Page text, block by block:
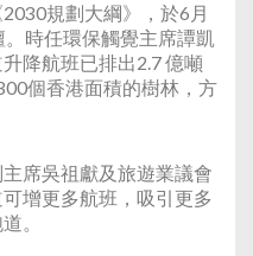
規劃大綱》，於6月
時任環保觸覺主席譚凱
降航班已排出2.7 億噸
個香港面積的樹林，方
席吳祖獻及旅遊業議會
增更多航班，吸引更多
。